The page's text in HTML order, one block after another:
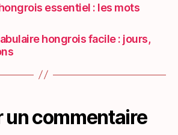
essentiel : les mots
hongrois facile : jours,
un commentaire